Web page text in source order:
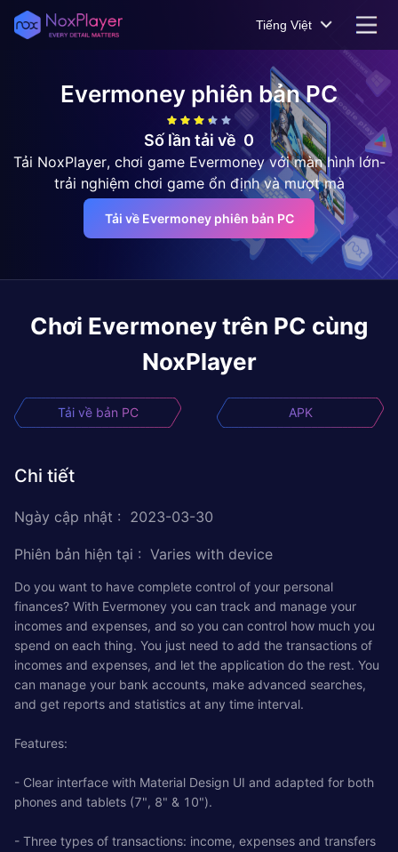
Tiếng Việt
Evermoney phiên bản PC
Số lần tải về 0
Tải NoxPlayer, chơi game Evermoney với màn hình lớn-
trải nghiệm chơi game ổn định và mượt mà
Tải về Evermoney phiên bản PC
Chơi Evermoneytrên PC cùng
NoxPlayer
Tải về bản PC APK
Chi tiết
Ngày cập nhật : 2023-03-30
Phiên bản hiện tại : Varies with device
Do you want to have complete control of your personal
finances? With Evermoney you can track and manage your
incomes and expenses, and so you can control how much you
spend on each thing. You just need to add the transactions of
incomes and expenses, and let the application do the rest. You
can manage your bank accounts, make advanced searches,
and get reports and statistics at any time interval.
Features:
- Clear interface with Material Design UI and adapted for both
phones and tablets (7", 8" & 10").
- Three types of transactions: income, expenses and transfers